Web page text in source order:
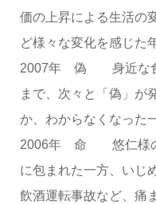
価の上昇による生活の
ど様々な変化を感じた
2007年 偽 身近な食
まで、次々と「偽」が
か、わからなくなった
2006年 命 悠仁様の
に包まれた一方、いじ
飲酒運転事故など、痛